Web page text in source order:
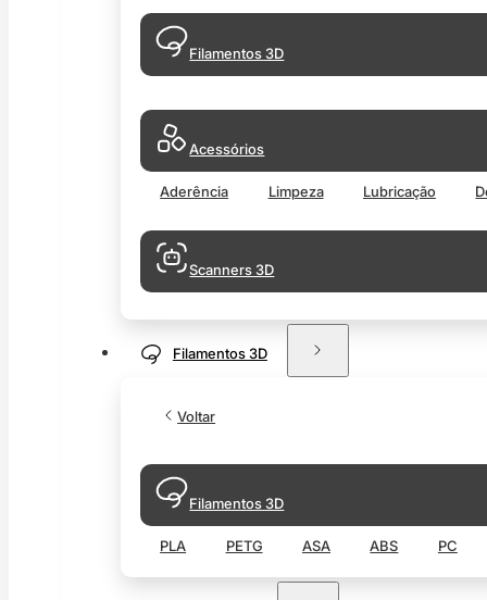
Filamentos 3D
Acessórios
Aderência Limpeza Lubricação
Scanners 3D
Filamentos 3D
Voltar
Filamentos 3D
PLA PETG ASA ABS PC